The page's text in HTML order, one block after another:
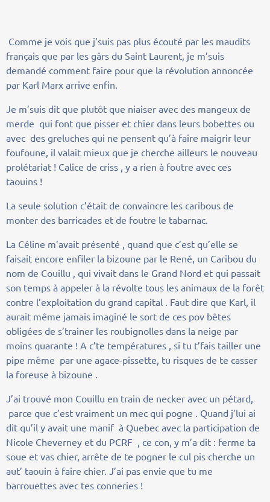
Comme je vois que j’suis pas plus écouté par les maudits
français que par les gârs du Saint Laurent, je m’suis
demandé comment faire pour que la révolution annoncée
par Karl Marx arrive enfin.
Je m’suis dit que plutôt que niaiser avec des mangeux de
merde qui font que pisser et chier dans leurs bobettes ou
avec des greluches qui ne pensent qu’à faire maigrir leur
foufoune, il valait mieux que je cherche ailleurs le nouveau
prolétariat ! Calice de criss , y a rien à foutre avec ces
taouins !
La seule solution c’était de convaincre les caribous de
monter des barricades et de foutre le tabarnac.
La Céline m’avait présenté , quand que c’est qu’elle se
faisait encore enfiler la bizoune par le René, un Caribou du
nom de Couillu , qui vivait dans le Grand Nord et qui passait
son temps à appeler à la révolte tous les animaux de la forêt
contre l’exploitation du grand capital . Faut dire que Karl, il
aurait même jamais imaginé le sort de ces pov bêtes
obligées de s’trainer les roubignolles dans la neige par
moins quarante ! A c’te températures , si tu t’fais tailler une
pipe même par une agace-pissette, tu risques de te casser
la foreuse à bizoune .
J’ai trouvé mon Couillu en train de necker avec un pétard,
parce que c’est vraiment un mec qui pogne . Quand j’lui ai
dit qu’il y avait une manif à Quebec avec la participation de
Nicole Cheverney et du PCRF , ce con, y m’a dit : ferme ta
soue et vas chier, arrête de te pogner le cul pis cherche un
aut’ taouin à faire chier. J’ai pas envie que tu me
barrouettes avec tes conneries !